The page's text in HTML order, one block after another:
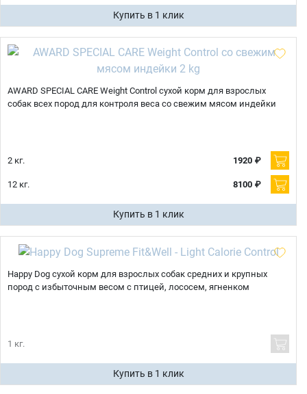
Купить в 1 клик
AWARD SPECIAL CARE Weight Control сухой корм для взрослых
собак всех пород для контроля веса со свежим мясом индейки
2 кг. 1920 ₽
12 кг. 8100 ₽
Купить в 1 клик
Happy Dog сухой корм для взрослых собак средних и крупных
пород с избыточным весом с птицей, лососем, ягненком
1 кг.
Купить в 1 клик